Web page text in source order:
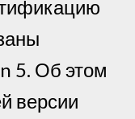
5. Об этом
версии